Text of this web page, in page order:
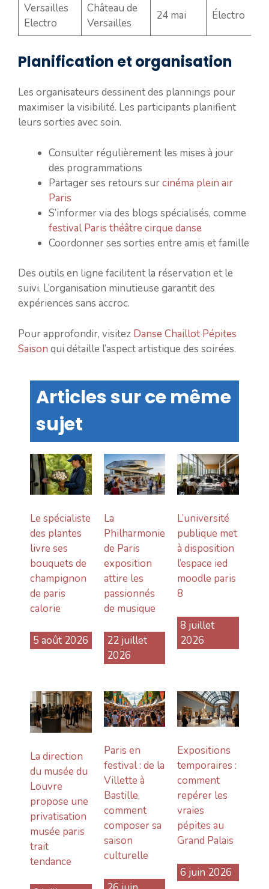
Versailles
Electro
Château de
Versailles
24 mai Électro
Planification et organisation
Les organisateurs dessinent des plannings pour
maximiser la visibilité. Les participants planifient
leurs sorties avec soin.
Consulter régulièrement les mises à jour
des programmations
Partager ses retours surcinéma plein air
Paris
S’informer via des blogs spécialisés, comme
festival Paris théâtre cirque danse
Coordonner ses sorties entre amis et famille
Des outils en ligne facilitent la réservation et le
suivi. L’organisation minutieuse garantit des
expériences sans accroc.
Pour approfondir, visitez Danse Chaillot Pépites
Saison qui détaille l’aspect artistique des soirées.
Articles sur ce même
sujet
Le spécialiste
des plantes
livre ses
bouquets de
champignon
de paris
calorie
5 août 2026
La
Philharmonie
de Paris
exposition
attire les
passionnés
de musique
22 juillet
2026
L’université
publique met
à disposition
l’espace ied
moodle paris
8
8 juillet
2026
La direction
du musée du
Louvre
propose une
privatisation
musée paris
trait
tendance
Paris en
festival : de la
Villette à
Bastille,
comment
composer sa
saison
culturelle
Expositions
temporaires :
comment
repérer les
vraies
pépites au
Grand Palais
6 juin 2026